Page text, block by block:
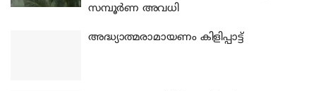
സമ്പൂർണ അവധി
അദ്ധ്യാത്മരാമായണം കിളിപ്പാട്ട്